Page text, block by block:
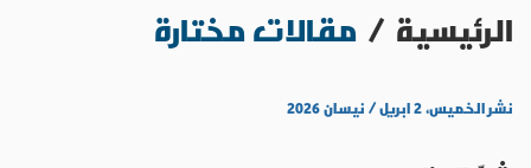
الرئيسية / مقالات مختارة
نشر الخميس، ٢ ابريل / نيسان ٢٠٢٦